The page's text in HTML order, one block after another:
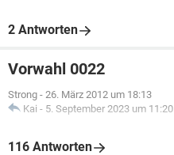
2 Antworten
Vorwahl 0022
Strong - 26. März 2012 um 18:13
Kai - 5. September 2023 um 11:20
116 Antworten